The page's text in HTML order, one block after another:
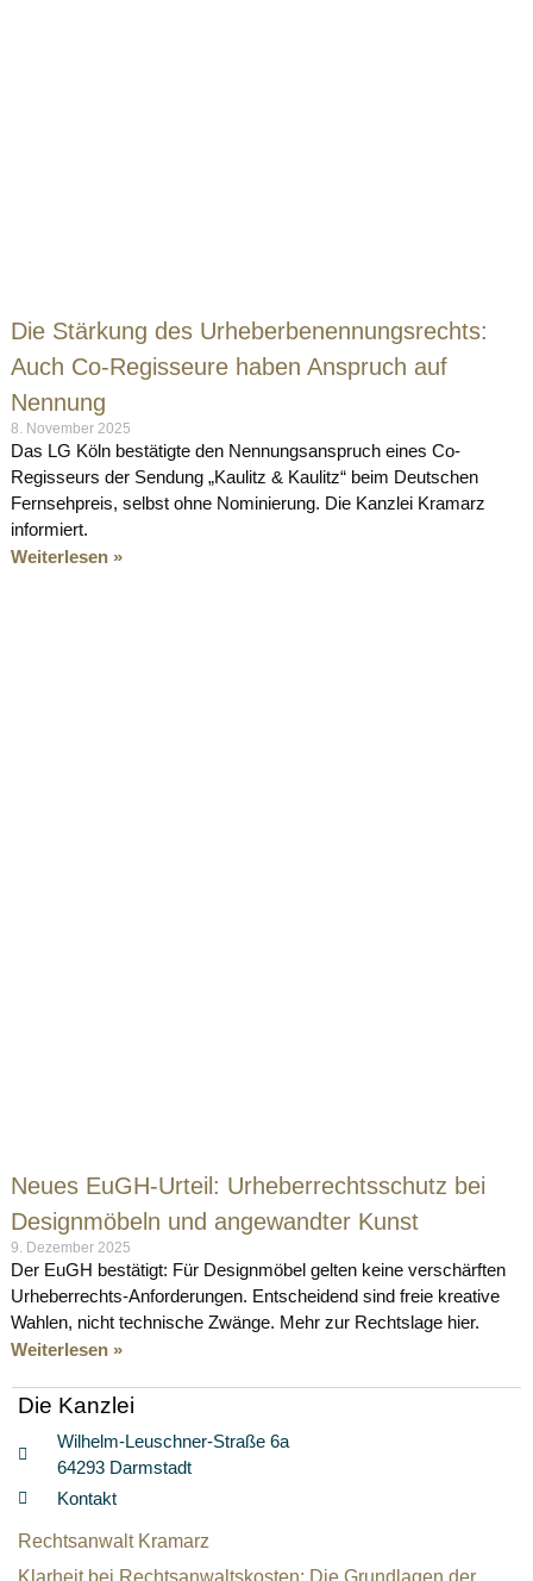
Die Stärkung des Urheberbenennungsrechts:
Auch Co-Regisseure haben Anspruch auf
Nennung
8. November 2025
Das LG Köln bestätigte den Nennungsanspruch eines Co-
Regisseurs der Sendung „Kaulitz & Kaulitz“ beim Deutschen
Fernsehpreis, selbst ohne Nominierung. Die Kanzlei Kramarz
informiert.
Weiterlesen »
Neues EuGH-Urteil: Urheberrechtsschutz bei
Designmöbeln und angewandter Kunst
9. Dezember 2025
Der EuGH bestätigt: Für Designmöbel gelten keine verschärften
Urheberrechts-Anforderungen. Entscheidend sind freie kreative
Wahlen, nicht technische Zwänge. Mehr zur Rechtslage hier.
Weiterlesen »
Die Kanzlei
Wilhelm-Leuschner-Straße 6a
64293 Darmstadt
Kontakt
Rechtsanwalt Kramarz
Klarheit bei Rechtsanwaltskosten: Die Grundlagen der